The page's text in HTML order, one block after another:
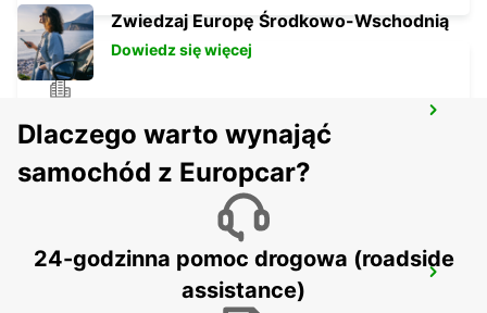
VANDERBIJLPARK - SOUTH AFRICA
QUEENSTOWN
QUEENSTOWN - SOUTH AFRICA
Zwiedzaj Europę Środkowo-Wschodnią
Dowiedz się więcej
Dlaczego warto wynająć
samochód z Europcar?
24-godzinna pomoc drogowa (roadside
assistance)